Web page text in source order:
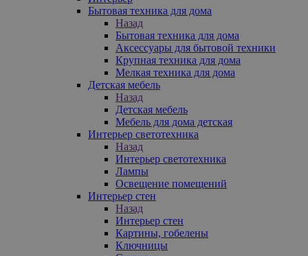
Бытовая техника для дома
Назад
Бытовая техника для дома
Аксессуары для бытовой техники
Крупная техника для дома
Мелкая техника для дома
Детская мебель
Назад
Детская мебель
Мебель для дома детская
Интерьер светотехника
Назад
Интерьер светотехника
Лампы
Освещение помещений
Интерьер стен
Назад
Интерьер стен
Картины, гобелены
Ключницы